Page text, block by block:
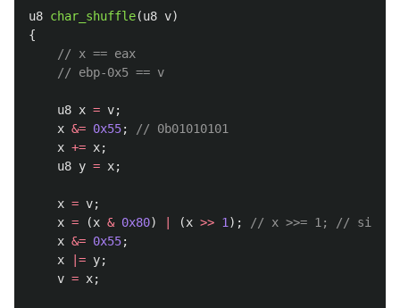
u8 char_shuffle(u8 v)
{
// x == eax
// ebp-0x5 == v
u8 x = v;
x &= 0x55;
// 0b01010101
x += x;
u8 y = x;
x = v;
x = (x & 0x80) (x >> 1 );
// x >>= 1; // signed
x &= 0x55;
x
|= y;
v = x;